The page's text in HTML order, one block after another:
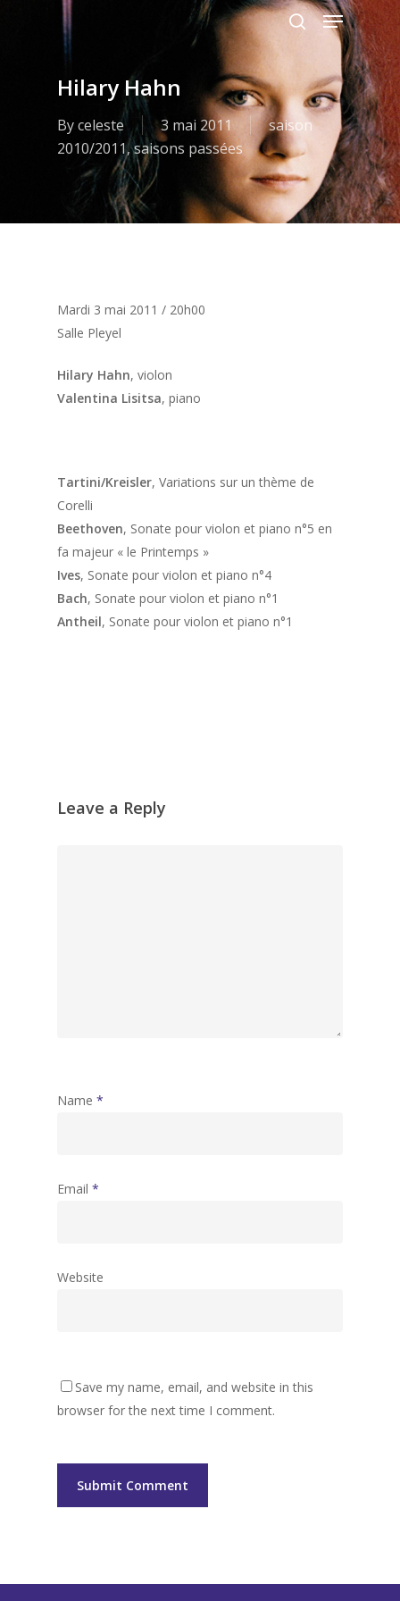
search
Menu
Hilary Hahn
Byceleste 3 mai 2011
saison
2010/2011,saisons passées
Mardi 3 mai 2011 / 20h00
Salle Pleyel
Hilary Hahn, violon
Valentina Lisitsa, piano
Tartini/Kreisler, Variations sur un thème de
Corelli
Beethoven, Sonate pour violon et piano n°5 en
fa majeur « le Printemps »
Ives, Sonate pour violon et piano n°4
Bach, Sonate pour violon et piano n°1
Antheil, Sonate pour violon et piano n°1
Leave a Reply
Name *
Email *
Website
Save my name, email, and website in this
browser for the next time I comment.